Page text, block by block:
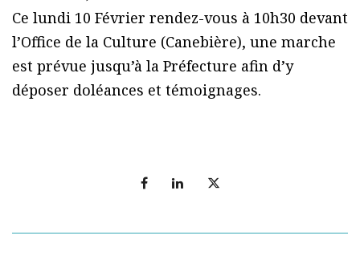
Ce lundi 10 Février rendez-vous à 10h30 devant
l’Office de la Culture (Canebière), une marche
est prévue jusqu’à la Préfecture afin d’y
déposer doléances et témoignages.